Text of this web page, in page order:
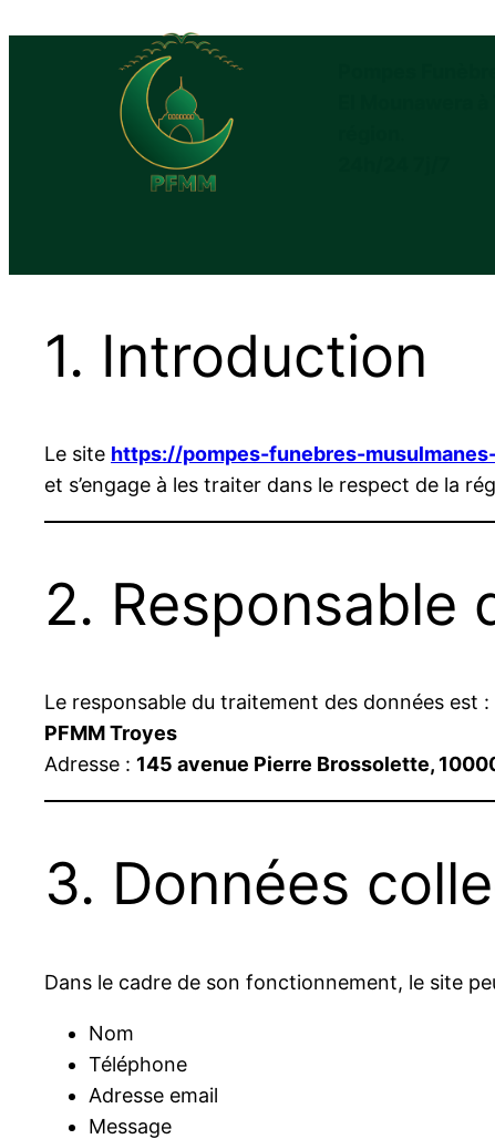
1. Introduction
Le site https://pompes-funebres-
et s’engage à les traiter dans le respect de la
2. Responsable
Le responsable du traitement des données est :
PFMM Troyes
Adresse : 145 avenue Pierre Brossolette,
3. Données
Dans le cadre de son fonctionnement, le site
Nom
Téléphone
Adresse email
Message